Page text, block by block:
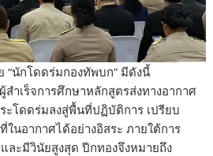
“นักโดดร่มกองทัพบก” มีดังนี้
สำเร็จการศึกษาหลักสูตรส่งทางอากาศ
ะโดดร่มลงสู่พื้นที่ปฏิบัติการ เปรียบ
นอากาศได้อย่างอิสระ ภายใต้การ
ะมีวินัยสูงสุด ปีกทองจึงหมายถึง